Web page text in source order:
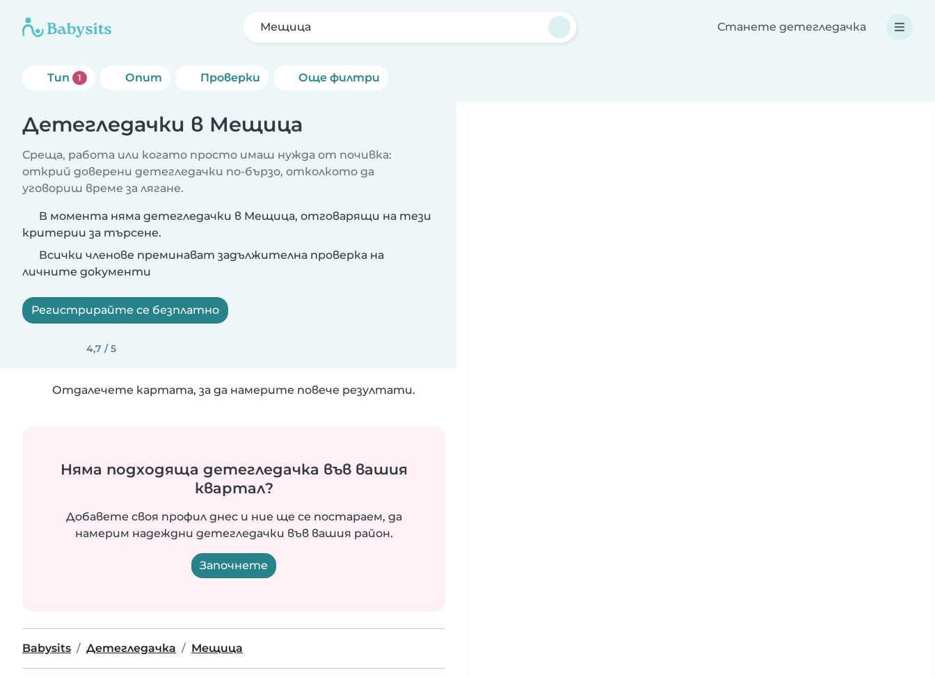
Мещица Станете детегледачка
Тип 1 Опит Проверки Още филтри
Детегледачки в Мещица
Среща, работа или когато просто имаш нужда от почивка:
открий доверени детегледачки по-бързо, отколкото да
уговориш време за лягане.
В момента няма детегледачки в Мещица, отговарящи на тези
критерии за търсене.
Всички членове преминават задължителна проверка на
личните документи
Регистрирайте се безплатно
4,7 / 5
Отдалечете картата, за да намерите повече резултати.
Няма подходяща детегледачка във вашия
квартал?
Добавете своя профил днес и ние ще се постараем, да
намерим надеждни детегледачки във вашия район.
Започнете
Babysits Детегледачка Мещица